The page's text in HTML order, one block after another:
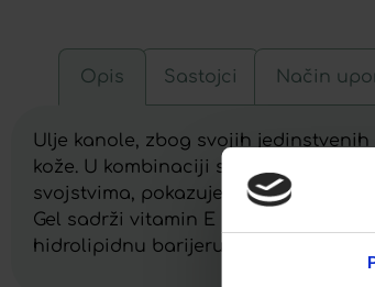
Opis Sastojci Način
Ulje kanole, zbog svojih
kože. U kombinaciji s konopljinim
svojstvima, pokazuje visoku
Gel sadrži vitamin E koji regenerira
hidrolipidnu barijeru kože, štiteći je